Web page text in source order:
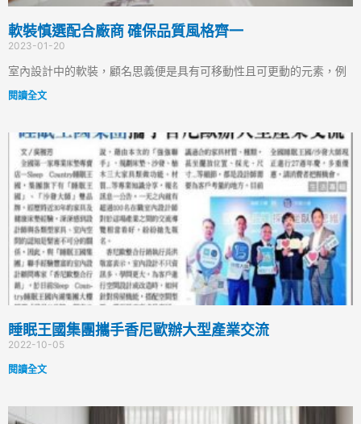
軟裝慎選配合廠商 確保品質風格齊一
2023-01-20
室內設計中的軟裝，顧名思義便是具有可移動性且可更動的元素，例
閱讀全文
睡眠王國集團攜手香尼歐辦大型產業交流
2022-10-05
閱讀全文